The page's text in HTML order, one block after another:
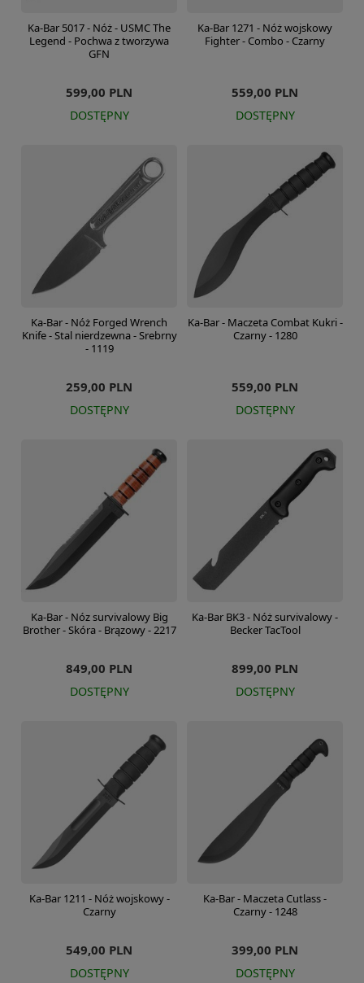
Ka-Bar 5017 - Nóż - USMC The
Legend - Pochwa z tworzywa
GFN
599,00 PLN
DOSTĘPNY
Ka-Bar 1271 - Nóż wojskowy
Fighter - Combo - Czarny
559,00 PLN
DOSTĘPNY
Ka-Bar - Nóż Forged Wrench
Knife - Stal nierdzewna - Srebrny
- 1119
259,00 PLN
DOSTĘPNY
Ka-Bar - Maczeta Combat Kukri -
Czarny - 1280
559,00 PLN
DOSTĘPNY
Ka-Bar - Nóz survivalowy Big
Brother - Skóra - Brązowy - 2217
849,00 PLN
DOSTĘPNY
Ka-Bar BK3 - Nóż survivalowy -
Becker TacTool
899,00 PLN
DOSTĘPNY
Ka-Bar 1211 - Nóż wojskowy -
Czarny
549,00 PLN
DOSTĘPNY
Ka-Bar - Maczeta Cutlass -
Czarny - 1248
399,00 PLN
DOSTĘPNY